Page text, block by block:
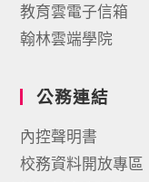
教育雲電子信箱
翰林雲端學院
公務連結
內控聲明書
校務資料開放專區